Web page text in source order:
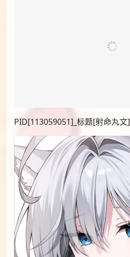
PID[113059051]_标题[射命丸文]